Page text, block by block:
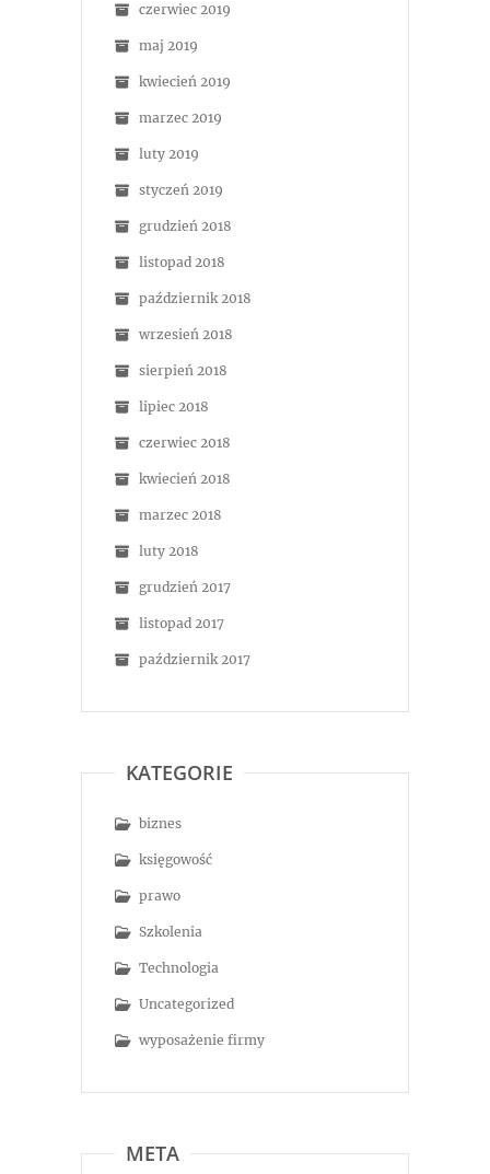
czerwiec 2019
maj 2019
kwiecień 2019
marzec 2019
luty 2019
styczeń 2019
grudzień 2018
listopad 2018
październik 2018
wrzesień 2018
sierpień 2018
lipiec 2018
czerwiec 2018
kwiecień 2018
marzec 2018
luty 2018
grudzień 2017
listopad 2017
październik 2017
KATEGORIE
biznes
księgowość
prawo
Szkolenia
Technologia
Uncategorized
wyposażenie firmy
META